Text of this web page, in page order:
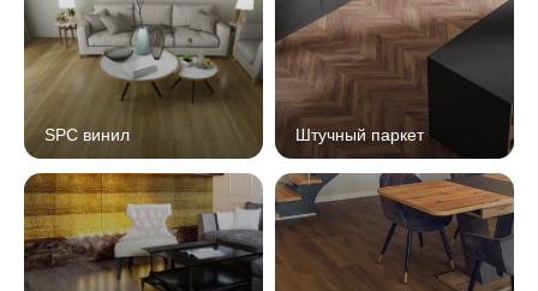
SPC винил Штучный паркет